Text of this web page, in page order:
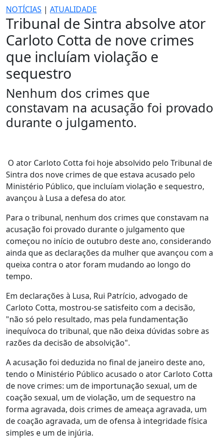
NOTÍCIAS | ATUALIDADE
Tribunal de Sintra absolve ator
Carloto Cotta de nove crimes
que incluíam violação e
sequestro
Nenhum dos crimes que
constavam na acusação foi provado
durante o julgamento.
O ator Carloto Cotta foi hoje absolvido pelo Tribunal de
Sintra dos nove crimes de que estava acusado pelo
Ministério Público, que incluíam violação e sequestro,
avançou à Lusa a defesa do ator.
Para o tribunal, nenhum dos crimes que constavam na
acusação foi provado durante o julgamento que
começou no início de outubro deste ano, considerando
ainda que as declarações da mulher que avançou com a
queixa contra o ator foram mudando ao longo do
tempo.
Em declarações à Lusa, Rui Patrício, advogado de
Carloto Cotta, mostrou-se satisfeito com a decisão,
"não só pelo resultado, mas pela fundamentação
inequívoca do tribunal, que não deixa dúvidas sobre as
razões da decisão de absolvição".
A acusação foi deduzida no final de janeiro deste ano,
tendo o Ministério Público acusado o ator Carloto Cotta
de nove crimes: um de importunação sexual, um de
coação sexual, um de violação, um de sequestro na
forma agravada, dois crimes de ameaça agravada, um
de coação agravada, um de ofensa à integridade física
simples e um de injúria.